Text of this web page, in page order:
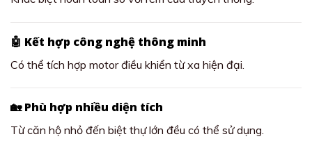
🤖 Kết hợp công nghệ thông minh
Có thể tích hợp motor điều khiển từ xa hiện đại.
🏡 Phù hợp nhiều diện tích
Từ căn hộ nhỏ đến biệt thự lớn đều có thể sử dụng.